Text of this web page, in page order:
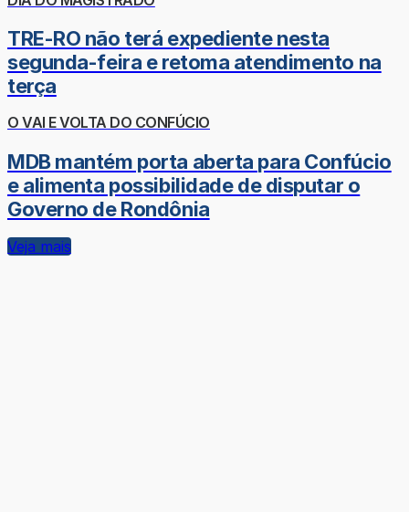
TRE-RO não terá expediente nesta
segunda-feira e retoma atendimento na
terça
O VAI E VOLTA DO CONFÚCIO
MDB mantém porta aberta para Confúcio
e alimenta possibilidade de disputar o
Governo de Rondônia
Veja mais